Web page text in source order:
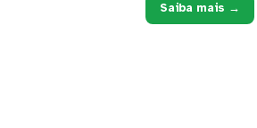
Saiba mais →